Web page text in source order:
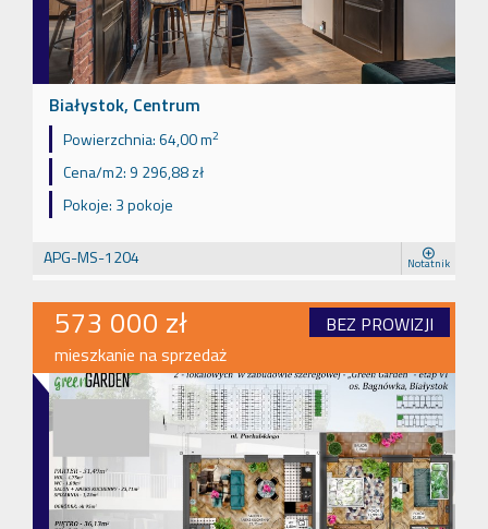
Białystok, Centrum
Powierzchnia:64,00 m2
Cena/m2: 9 296,88 zł
Pokoje: 3 pokoje
APG-MS-1204 Notatnik
573 000 zł
BEZ PROWIZJI
mieszkanie na sprzedaż